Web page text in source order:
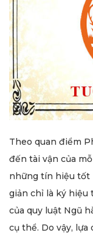
Theo quan điểm
đến tài vận của
những tín hiệu tốt
giản chỉ là ký hiệu
của quy luật Ngũ
cụ thể. Do vậy,